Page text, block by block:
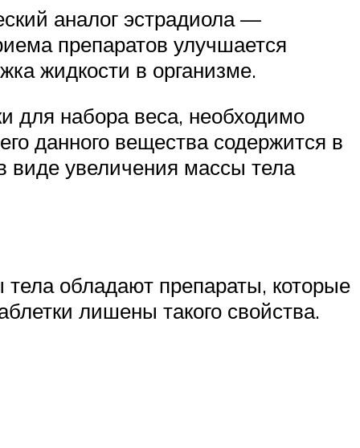
аналог эстрадиола —
препаратов улучшается
жидкости в организме.
для набора веса, необходимо
данного вещества содержится в
увеличения массы тела
обладают препараты, которые
лишены такого свойства.